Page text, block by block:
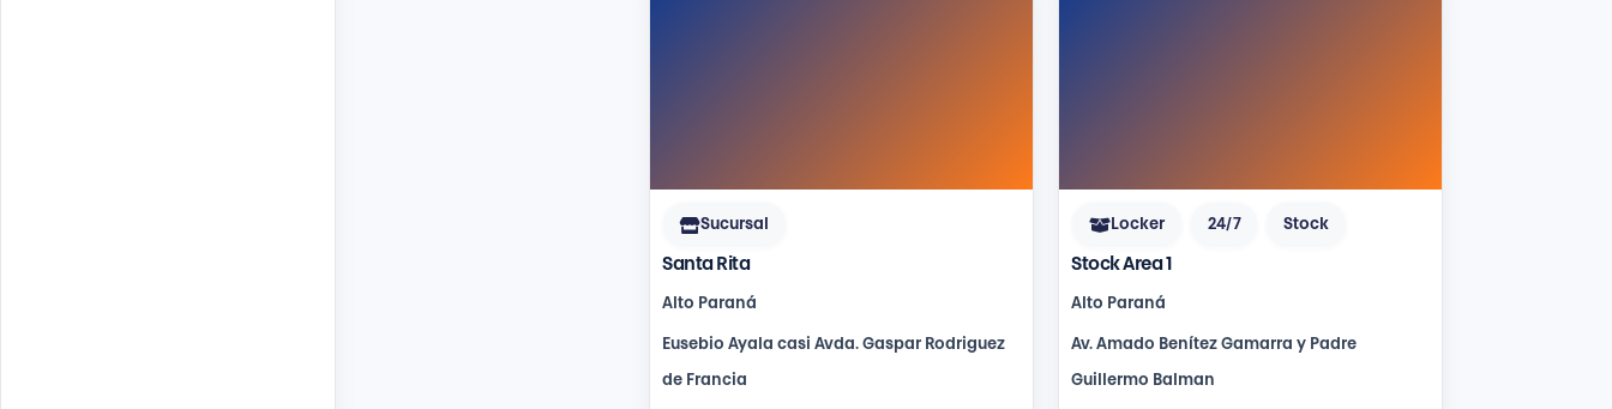
Sucursal
Santa Rita
Alto Paraná
Eusebio Ayala casi Avda. Gaspar Rodriguez
de Francia
Locker 24/7 Stock
Stock Area 1
Alto Paraná
Av. Amado Benítez Gamarra y Padre
Guillermo Balman